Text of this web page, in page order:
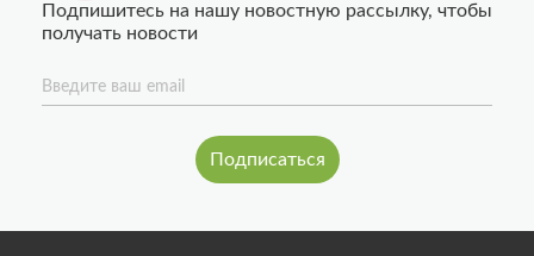
Подпишитесь на нашу новостную рассылку, чтобы
получать новости
Введите ваш email